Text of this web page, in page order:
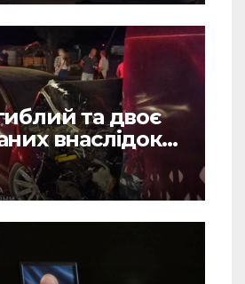
та двоє
внаслідок